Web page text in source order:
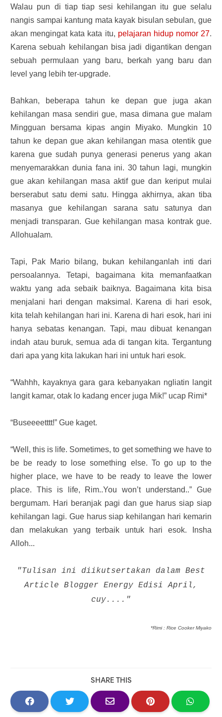
Walau pun di tiap tiap sesi kehilangan itu gue selalu
nangis sampai kantung mata kayak bisulan sebulan, gue
akan mengingat kata kata itu, pelajaran hidup nomor 27.
Karena sebuah kehilangan bisa jadi digantikan dengan
sebuah permulaan yang baru, berkah yang baru dan
level yang lebih ter-upgrade.
Bahkan, beberapa tahun ke depan gue juga akan
kehilangan masa sendiri gue, masa dimana gue malam
Mingguan bersama kipas angin Miyako. Mungkin 10
tahun ke depan gue akan kehilangan masa otentik gue
karena gue sudah punya generasi penerus yang akan
menyemarakkan dunia fana ini. 30 tahun lagi, mungkin
gue akan kehilangan masa aktif gue dan keriput mulai
berserabut satu demi satu. Hingga akhirnya, akan tiba
masanya gue kehilangan sarana satu satunya dan
menjadi transparan. Gue kehilangan masa kontrak gue.
Allohualam.
Tapi, Pak Mario bilang, bukan kehilanganlah inti dari
persoalannya. Tetapi, bagaimana kita memanfaatkan
waktu yang ada sebaik baiknya. Bagaimana kita bisa
menjalani hari dengan maksimal. Karena di hari esok,
kita telah kehilangan hari ini. Karena di hari esok, hari ini
hanya sebatas kenangan. Tapi, mau dibuat kenangan
indah atau buruk, semua ada di tangan kita. Tergantung
dari apa yang kita lakukan hari ini untuk hari esok.
“Wahhh, kayaknya gara gara kebanyakan ngliatin langit
langit kamar, otak lo kadang encer juga Mik!” ucap Rimi*
“Buseeeetttt!” Gue kaget.
“Well, this is life. Sometimes, to get something we have to
be be ready to lose something else. To go up to the
higher place, we have to be ready to leave the lower
place. This is life, Rim..You won’t understand..” Gue
bergumam. Hari beranjak pagi dan gue harus siap siap
kehilangan lagi. Gue harus siap kehilangan hari kemarin
dan melakukan yang terbaik untuk hari esok. Insha
Alloh...
"Tulisan ini diikutsertakan dalam Best
Article Blogger Energy Edisi April,
cuy...."
*Rimi : Rice Cooker Miyako
SHARE THIS